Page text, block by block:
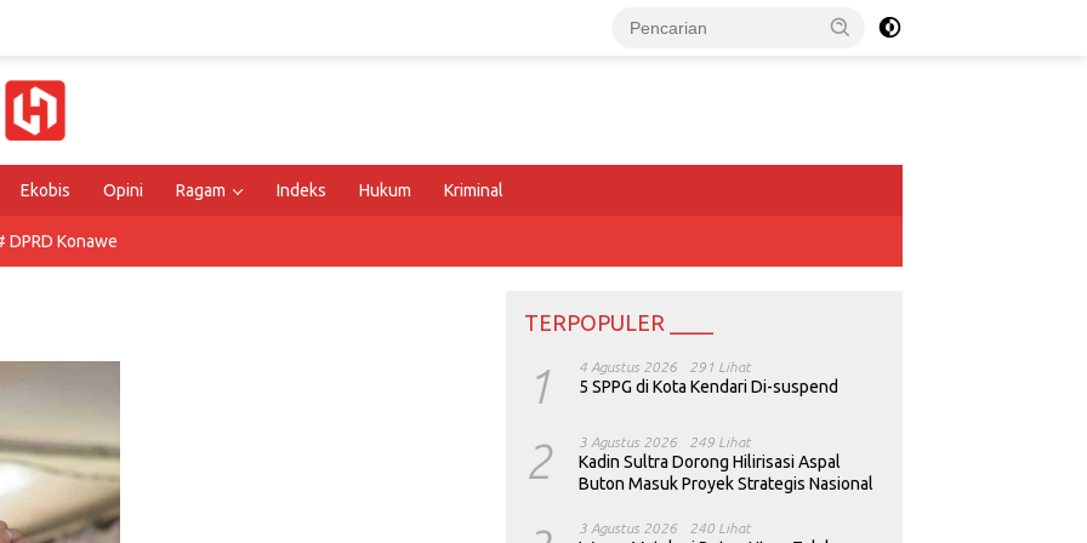
Ekobis Opini Ragam Indeks Hukum Kriminal
DPRD Konawe
TERPOPULER ____
1 4 Agustus 2026 291 Lihat
5 SPPG di Kota Kendari Di-suspend
2 3 Agustus 2026 249 Lihat
Kadin Sultra Dorong Hilirisasi Aspal
Buton Masuk Proyek Strategis Nasional
3 Agustus 2026 240 Lihat